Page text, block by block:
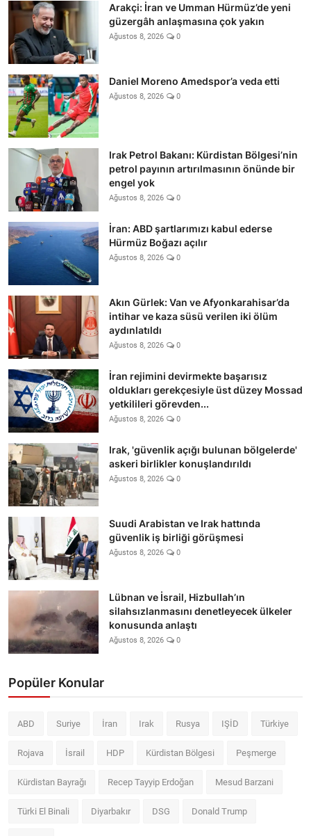
Arakçi: İran ve Umman Hürmüz’de yeni
güzergâh anlaşmasına çok yakın
Ağustos 8, 2026 0
Daniel Moreno Amedspor’a veda etti
Ağustos 8, 2026 0
Irak Petrol Bakanı: Kürdistan Bölgesi’nin
petrol payının artırılmasının önünde bir
engel yok
Ağustos 8, 2026 0
İran: ABD şartlarımızı kabul ederse
Hürmüz Boğazı açılır
Ağustos 8, 2026 0
Akın Gürlek: Van ve Afyonkarahisar’da
intihar ve kaza süsü verilen iki ölüm
aydınlatıldı
Ağustos 8, 2026 0
İran rejimini devirmekte başarısız
oldukları gerekçesiyle üst düzey Mossad
yetkilileri görevden...
Ağustos 8, 2026 0
Irak, 'güvenlik açığı bulunan bölgelerde'
askeri birlikler konuşlandırıldı
Ağustos 8, 2026 0
Suudi Arabistan ve Irak hattında
güvenlik iş birliği görüşmesi
Ağustos 8, 2026 0
Lübnan ve İsrail, Hizbullah’ın
silahsızlanmasını denetleyecek ülkeler
konusunda anlaştı
Ağustos 8, 2026 0
Popüler Konular
ABD Suriye İran Irak Rusya IŞİD Türkiye
Rojava İsrail HDP Kürdistan Bölgesi Peşmerge
Kürdistan Bayrağı Recep Tayyip Erdoğan Mesud Barzani
Türki El Binali Diyarbakır DSG Donald Trump